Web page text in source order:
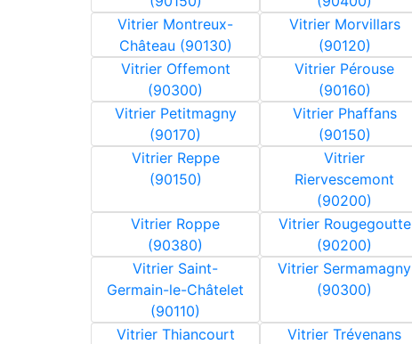
Vitrier Montreux-
Château (90130)
Vitrier Morvillars
(90120)
Vitrier Offemont
(90300)
Vitrier Pérouse
(90160)
Vitrier Petitmagny
(90170)
Vitrier Phaffans
(90150)
Vitrier Reppe
(90150)
Vitrier
Riervescemont
(90200)
Vitrier Roppe
(90380)
Vitrier Rougegoutte
(90200)
Vitrier Saint-
Germain-le-Châtelet
(90110)
Vitrier Sermamagny
(90300)
Vitrier Thiancourt
Vitrier Trévenans